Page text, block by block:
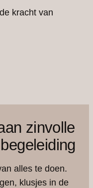
kracht van
zinvolle
alles te doen.
klusjes in de